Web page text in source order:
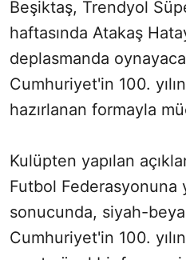
Beşiktaş, Trendyol
haftasında Atakaş
deplasmanda
Cumhuriyet'in 100.
hazırlanan formayla
Kulüpten yapılan
Futbol Federasyonuna
sonucunda, siyah-
Cumhuriyet'in 100.